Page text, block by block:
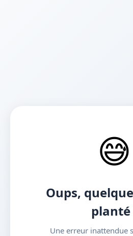
😅
Oups,
planté
Une erreur inattendue